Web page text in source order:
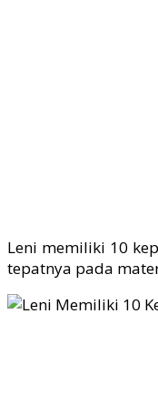
Leni memiliki 10
tepatnya pada